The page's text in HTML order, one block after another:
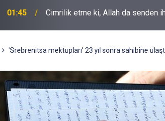
01:45 Cimrilik etme ki, Allah da senden
'Srebrenitsa mektupları' 23 yıl sonra sahibine